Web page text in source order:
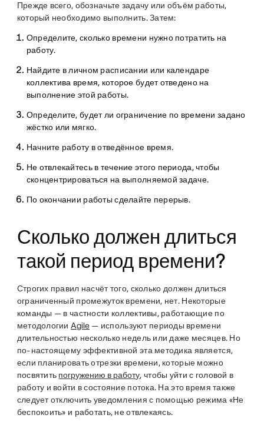
Прежде всего, обозначьте задачу или объём работы,
который необходимо выполнить. Затем:
Определите, сколько времени нужно потратить на
работу.
Найдите в личном расписании или календаре
коллектива время, которое будет отведено на
выполнение этой работы.
Определите, будет ли ограничение по времени задано
жёстко или мягко.
Начните работу в отведённое время.
Не отвлекайтесь в течение этого периода, чтобы
сконцентрироваться на выполняемой задаче.
По окончании работы сделайте перерыв.
Сколько должен длиться
такой период времени?
Строгих правил насчёт того, сколько должен длиться
ограниченный промежуток времени, нет. Некоторые
команды — в частности коллективы, работающие по
методологииAgile — используют периоды времени
длительностью несколько недель или даже месяцев. Но
по-настоящему эффективной эта методика является,
если планировать отрезки времени, которые можно
посвятить погружению в работу, чтобы уйти с головой в
работу и войти в состояние потока. На это время также
следует отключить уведомления с помощью режима «Не
беспокоить» и работать, не отвлекаясь.